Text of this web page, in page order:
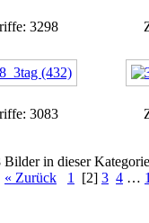
3298
3083
Bilder in dieser
« Zurück 1 [2] 3 4 …